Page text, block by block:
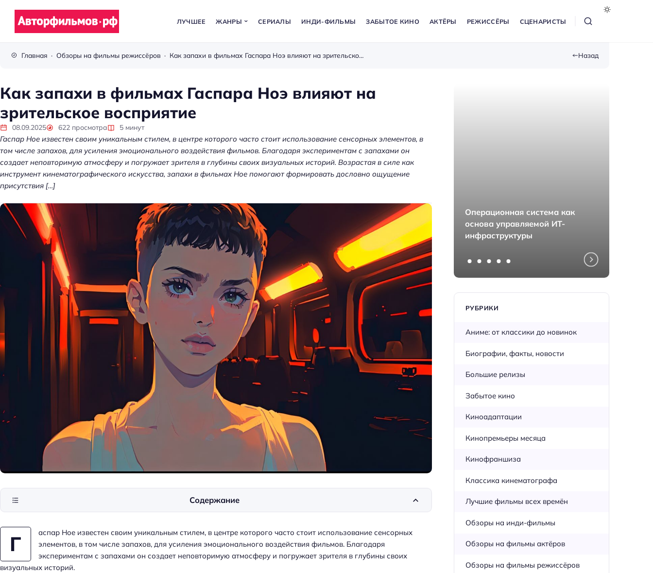
о
к
и
н
о
ЛУЧШЕЕ ЖАНРЫ СЕРИАЛЫ ИНДИ-ФИЛЬМЫ ЗАБЫТОЕ КИНО АКТЁРЫ РЕЖИССЁРЫ СЦЕНАРИСТЫ
Главная Обзоры на фильмы режиссёров Как запахи в фильмах Гаспара Ноэ влияют на зрительское восприятие Назад
Как запахи в фильмах Гаспара Ноэ влияют на
зрительское восприятие
08.09.2025 622 просмотра 5 минут
Гаспар Ное известен своим уникальным стилем, в центре которого часто стоит использование сенсорных элементов, в
том числе запахов, для усиления эмоционального воздействия фильмов. Благодаря экспериментам с запахами он
создает неповторимую атмосферу и погружает зрителя в глубины своих визуальных историй. Возрастая в силе как
инструмент кинематографического искусства, запахи в фильмах Ное помогают формировать дословно ощущение
присутствия […]
Г
аспар Ное известен своим уникальным стилем, в центре которого часто стоит использование сенсорных
элементов, в том числе запахов, для усиления эмоционального воздействия фильмов. Благодаря
экспериментам с запахами он создает неповторимую атмосферу и погружает зрителя в глубины своих
визуальных историй.
Содержание
кластерами помогает
цифровым сервисам работать
стабильнее
мероприятий — звук, экраны,
тач-панели: как выбрать и не
ошибиться
Операционная система как
основа управляемой ИТ-
инфраструктуры
РУБРИКИ
Аниме: от классики до новинок
Биографии, факты, новости
Большие релизы
Забытое кино
Киноадаптации
Кинопремьеры месяца
Кинофраншиза
Классика кинематографа
Лучшие фильмы всех времён
Обзоры на инди-фильмы
Обзоры на фильмы актёров
Обзоры на фильмы режиссёров